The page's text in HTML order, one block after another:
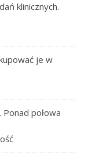
klinicznych.
je w
połowa